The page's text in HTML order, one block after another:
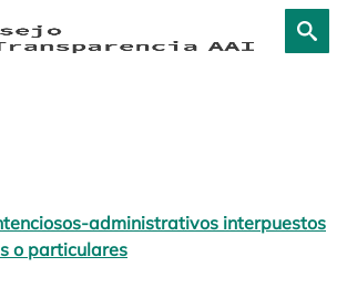
administrativos interpuestos
o particulares